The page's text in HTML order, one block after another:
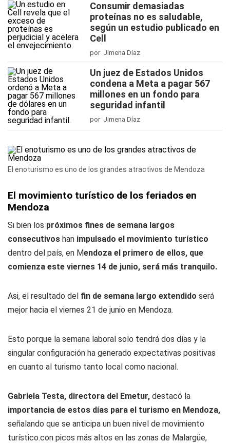
Consumir demasiadas
proteínas no es saludable,
según un estudio publicado en
Cell
por Jimena Díaz
Un juez de Estados Unidos
condena a Meta a pagar 567
millones en un fondo para
seguridad infantil
por Jimena Díaz
El enoturismo es uno de los grandes atractivos de Mendoza
El movimiento turístico de los feriados en
Mendoza
Si bien los próximos fines de semana largos
consecutivos han impulsado el movimiento turístico
dentro del país, en Mendoza el primero de ellos, que
comienza este viernes 14 de junio, será más tranquilo.
Asi, el resultado del fin de semana largo extendido será
mejor hacia el viernes 21 de junio en Mendoza.
Esto porque la semana laboral solo tendrá dos días y la
singular configuración ha generado expectativas positivas
en cuanto al turismo tanto local como nacional.
Gabriela Testa, directora del Emetur, destacó la
importancia de estos días para el turismo en Mendoza,
señalando que se anticipa un buen nivel de movimiento
turístico.con picos más altos en las zonas de Malargüe,